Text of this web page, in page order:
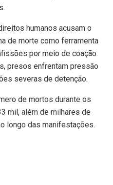
humanos acusam o
de morte como ferramenta
por meio de coação.
presos enfrentam pressão
severas de detenção.
de mortos durante os
mil, além de milhares de
longo das manifestações.